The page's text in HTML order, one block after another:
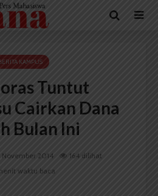
KAMPUS
Tuntut
Cairkan Dana
Bulan Ini
November 2014
164 dilihat
waktu baca